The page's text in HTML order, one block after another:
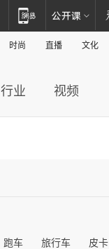
时尚 直播 文化
行业 视频
跑车 旅行车 皮卡